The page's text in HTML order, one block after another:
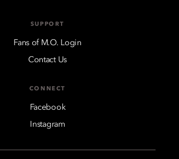
SUPPORT
Fans of M.O. Login
Contact Us
CONNECT
Facebook
Instagram